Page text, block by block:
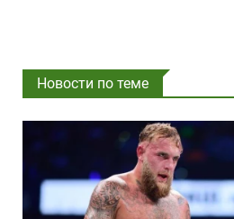
Новости по теме